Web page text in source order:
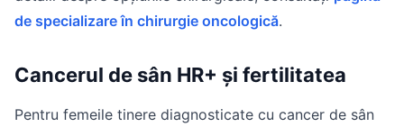
de specializare în chirurgie oncologică.
Cancerul de sân HR+ și fertilitatea
Pentru femeile tinere diagnosticate cu cancer de sân